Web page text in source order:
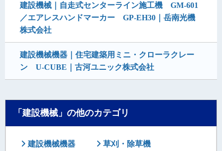
建設機械｜自走式センターライン施工機 GM-601
／エアレスハンドマーカー GP-EH30｜岳南光機
株式会社
建設機械機器｜住宅建築用ミニ・クローラクレー
ン U-CUBE｜古河ユニック株式会社
「建設機械」の他のカテゴリ
建設機械機器 草刈・除草機